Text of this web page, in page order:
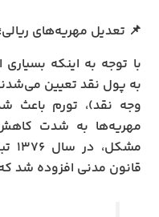
📌 تعدیل مهریه‌های
با توجه به اینکه
وجه نقد)، تورم باعث
مهریه‌ها به شدت کاهش
قانون مدنی افزوده شد